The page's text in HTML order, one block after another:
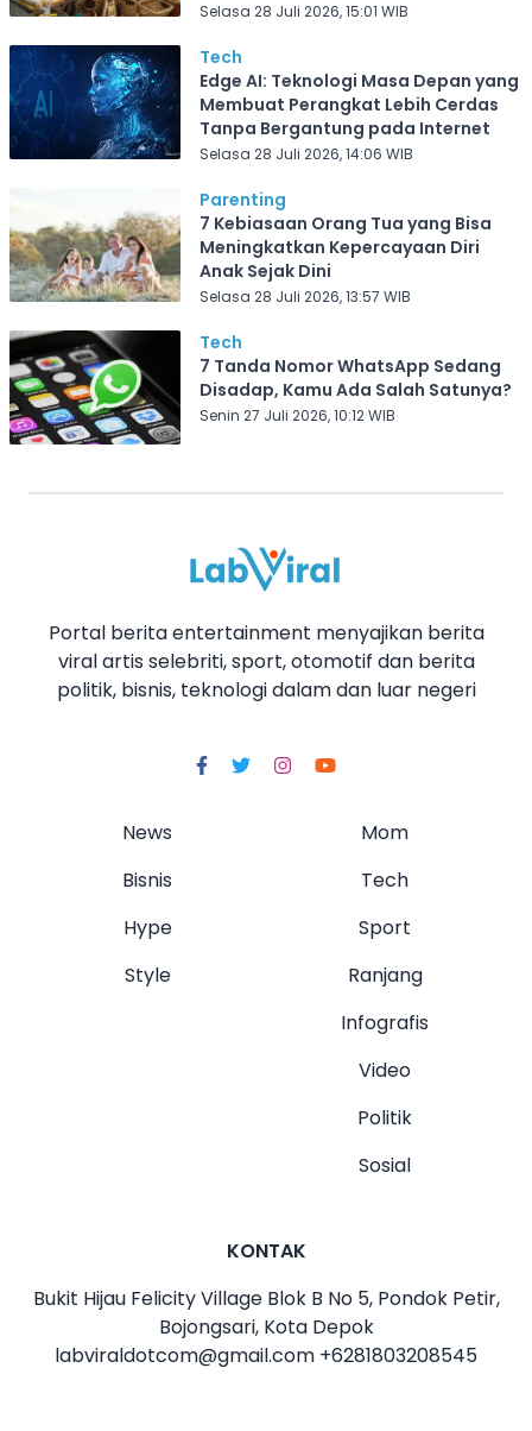
Selasa 28 Juli 2026, 15:01 WIB
Tech
Edge AI: Teknologi Masa Depan yang
Membuat Perangkat Lebih Cerdas
Tanpa Bergantung pada Internet
Selasa 28 Juli 2026, 14:06 WIB
Parenting
7 Kebiasaan Orang Tua yang Bisa
Meningkatkan Kepercayaan Diri
Anak Sejak Dini
Selasa 28 Juli 2026, 13:57 WIB
Tech
7 Tanda Nomor WhatsApp Sedang
Disadap, Kamu Ada Salah Satunya?
Senin 27 Juli 2026, 10:12 WIB
Portal berita entertainment menyajikan berita
viral artis selebriti, sport, otomotif dan berita
politik, bisnis, teknologi dalam dan luar negeri
News
Bisnis
Hype
Style
Mom
Tech
Sport
Ranjang
Infografis
Video
Politik
Sosial
KONTAK
Bukit Hijau Felicity Village Blok B No 5, Pondok Petir,
Bojongsari, Kota Depok
labviraldotcom@gmail.com +6281803208545